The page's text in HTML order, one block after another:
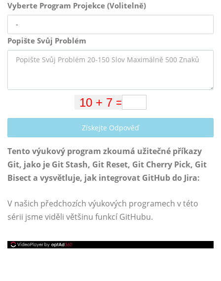
Vyberte Program Projekce (Volitelně)
Popište Svůj Problém
Získejte Odpověď
Tento výukový program zkoumá užitečné příkazy
Git, jako je Git Stash, Git Reset, Git Cherry Pick, Git
Bisect a vysvětluje, jak integrovat GitHub do Jira:
V našich předchozích výukových programech v této
sérii jsme viděli většinu funkcí GitHubu.